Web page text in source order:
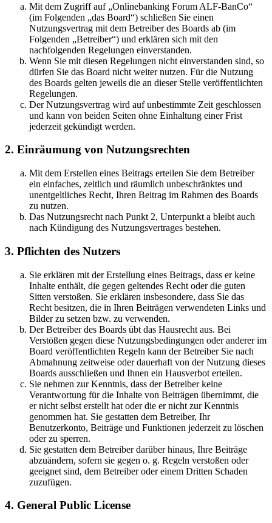
Mit dem Zugriff auf „Onlinebanking Forum ALF-BanCo“
(im Folgenden „das Board“) schließen Sie einen
Nutzungsvertrag mit dem Betreiber des Boards ab (im
Folgenden „Betreiber“) und erklären sich mit den
nachfolgenden Regelungen einverstanden.
Wenn Sie mit diesen Regelungen nicht einverstanden sind, so
dürfen Sie das Board nicht weiter nutzen. Für die Nutzung
des Boards gelten jeweils die an dieser Stelle veröffentlichten
Regelungen.
Der Nutzungsvertrag wird auf unbestimmte Zeit geschlossen
und kann von beiden Seiten ohne Einhaltung einer Frist
jederzeit gekündigt werden.
2. Einräumung von Nutzungsrechten
Mit dem Erstellen eines Beitrags erteilen Sie dem Betreiber
ein einfaches, zeitlich und räumlich unbeschränktes und
unentgeltliches Recht, Ihren Beitrag im Rahmen des Boards
zu nutzen.
Das Nutzungsrecht nach Punkt 2, Unterpunkt a bleibt auch
nach Kündigung des Nutzungsvertrages bestehen.
3. Pflichten des Nutzers
Sie erklären mit der Erstellung eines Beitrags, dass er keine
Inhalte enthält, die gegen geltendes Recht oder die guten
Sitten verstoßen. Sie erklären insbesondere, dass Sie das
Recht besitzen, die in Ihren Beiträgen verwendeten Links und
Bilder zu setzen bzw. zu verwenden.
Der Betreiber des Boards übt das Hausrecht aus. Bei
Verstößen gegen diese Nutzungsbedingungen oder anderer im
Board veröffentlichten Regeln kann der Betreiber Sie nach
Abmahnung zeitweise oder dauerhaft von der Nutzung dieses
Boards ausschließen und Ihnen ein Hausverbot erteilen.
Sie nehmen zur Kenntnis, dass der Betreiber keine
Verantwortung für die Inhalte von Beiträgen übernimmt, die
er nicht selbst erstellt hat oder die er nicht zur Kenntnis
genommen hat. Sie gestatten dem Betreiber, Ihr
Benutzerkonto, Beiträge und Funktionen jederzeit zu löschen
oder zu sperren.
Sie gestatten dem Betreiber darüber hinaus, Ihre Beiträge
abzuändern, sofern sie gegen o. g. Regeln verstoßen oder
geeignet sind, dem Betreiber oder einem Dritten Schaden
zuzufügen.
4. General Public License